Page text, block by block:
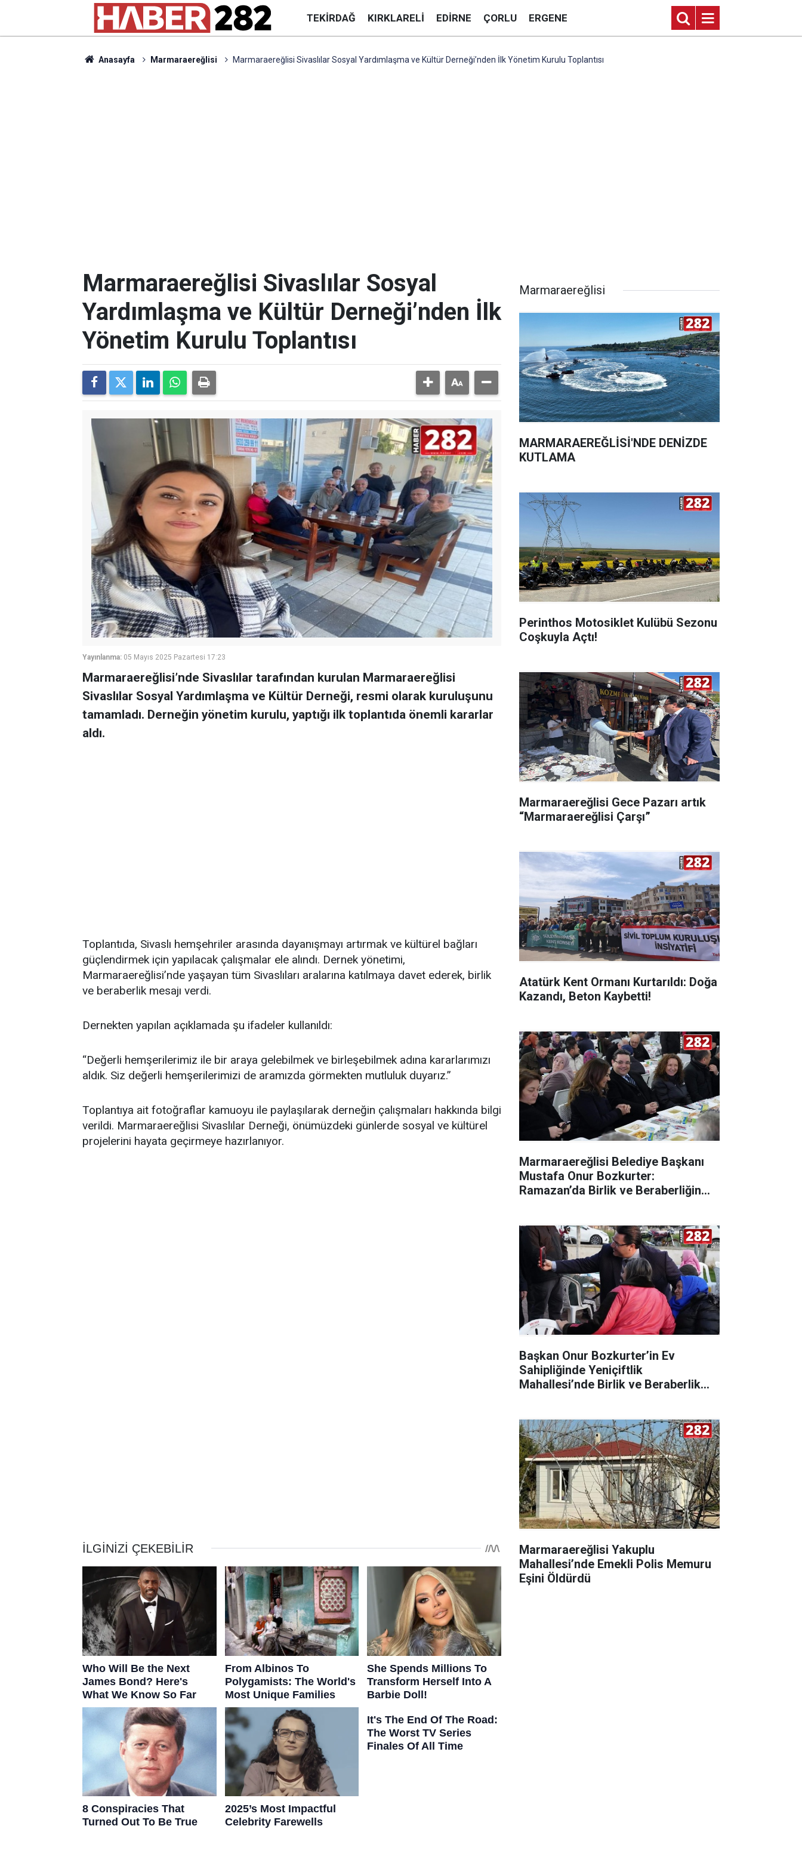
TEKIRDAĞ KIRKLARELI EDIRNE ÇORLU ERGENE
Anasayfa Marmaraereğlisi Marmaraereğlisi Sivaslılar Sosyal Yardımlaşma ve Kültür Derneği’nden İlk Yönetim Kurulu Toplantısı
Marmaraereğlisi Sivaslılar Sosyal
Yardımlaşma ve Kültür Derneği’nden İlk
Yönetim Kurulu Toplantısı
Yayınlanma: 05 Mayıs 2025 Pazartesi 17:23
Marmaraereğlisi’nde Sivaslılar tarafından kurulan Marmaraereğlisi
Sivaslılar Sosyal Yardımlaşma ve Kültür Derneği, resmi olarak kuruluşunu
tamamladı. Derneğin yönetim kurulu, yaptığı ilk toplantıda önemli kararlar
aldı.
Toplantıda, Sivaslı hemşehriler arasında dayanışmayı artırmak ve kültürel bağları
güçlendirmek için yapılacak çalışmalar ele alındı. Dernek yönetimi,
Marmaraereğlisi’nde yaşayan tüm Sivaslıları aralarına katılmaya davet ederek, birlik
ve beraberlik mesajı verdi.
Dernekten yapılan açıklamada şu ifadeler kullanıldı:
“Değerli hemşerilerimiz ile bir araya gelebilmek ve birleşebilmek adına kararlarımızı
aldık. Siz değerli hemşerilerimizi de aramızda görmekten mutluluk duyarız.”
Toplantıya ait fotoğraflar kamuoyu ile paylaşılarak derneğin çalışmaları hakkında bilgi
verildi. Marmaraereğlisi Sivaslılar Derneği, önümüzdeki günlerde sosyal ve kültürel
projelerini hayata geçirmeye hazırlanıyor.
Marmaraereğlisi
MARMARAEREĞLİSİ'NDE DENİZDE
KUTLAMA
Perinthos Motosiklet Kulübü Sezonu
Coşkuyla Açtı!
Marmaraereğlisi Gece Pazarı artık
“Marmaraereğlisi Çarşı”
Atatürk Kent Ormanı Kurtarıldı: Doğa
Kazandı, Beton Kaybetti!
Marmaraereğlisi Belediye Başkanı
Mustafa Onur Bozkurter:
Ramazan’da Birlik ve Beraberliğin
Başkan Onur Bozkurter’in Ev
Sahipliğinde Yeniçiftlik
Mahallesi’nde Birlik ve Beraberlik
Marmaraereğlisi Yakuplu
Mahallesi’nde Emekli Polis Memuru
Eşini Öldürdü